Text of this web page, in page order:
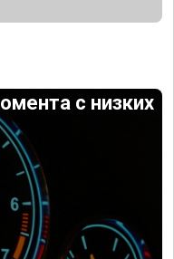
с низких